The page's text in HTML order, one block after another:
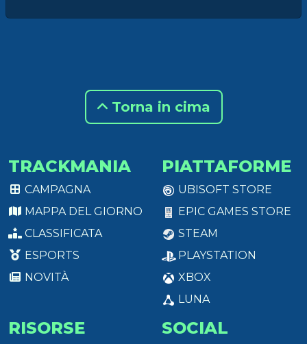
Torna in cima
TRACKMANIA
CAMPAGNA
MAPPA DEL GIORNO
CLASSIFICATA
ESPORTS
NOVITÀ
PIATTAFORME
UBISOFT STORE
EPIC GAMES STORE
STEAM
PLAYSTATION
XBOX
LUNA
RISORSE SOCIAL